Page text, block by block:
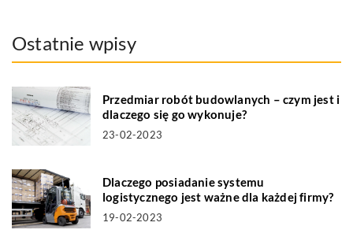
Ostatnie wpisy
Przedmiar robót budowlanych – czym jest i
dlaczego się go wykonuje?
23-02-2023
Dlaczego posiadanie systemu
logistycznego jest ważne dla każdej firmy?
19-02-2023